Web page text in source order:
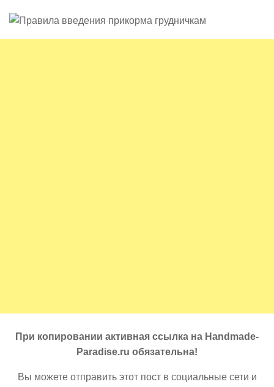
При копировании активная ссылка на Handmade-
Paradise.ru обязательна!
Вы можете отправить этот пост в социальные сети и